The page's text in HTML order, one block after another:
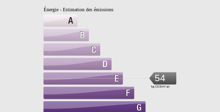
Énergie - Estimation des émissions
54
kg CO2/m².an